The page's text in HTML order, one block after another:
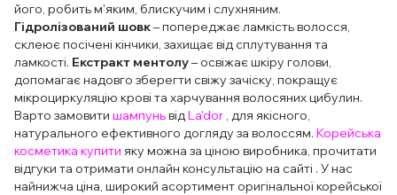
його, робить м'яким, блискучим і слухняним.
Гідролізований шовк– попереджає ламкість волосся,
склеює посічені кінчики, захищає від сплутування та
ламкості. Екстракт ментолу– освіжає шкіру голови,
допомагає надовго зберегти свіжу зачіску, покращує
мікроциркуляцію крові та харчування волосяних цибулин.
Варто замовити шампуньвідLa'dor , для якісного,
натурального ефективного догляду за волоссям. Корейська
косметика купити яку можна за ціною виробника, прочитати
відгуки та отримати онлайн консультацію на сайті . У нас
найнижча ціна, широкий асортимент оригінальної корейської